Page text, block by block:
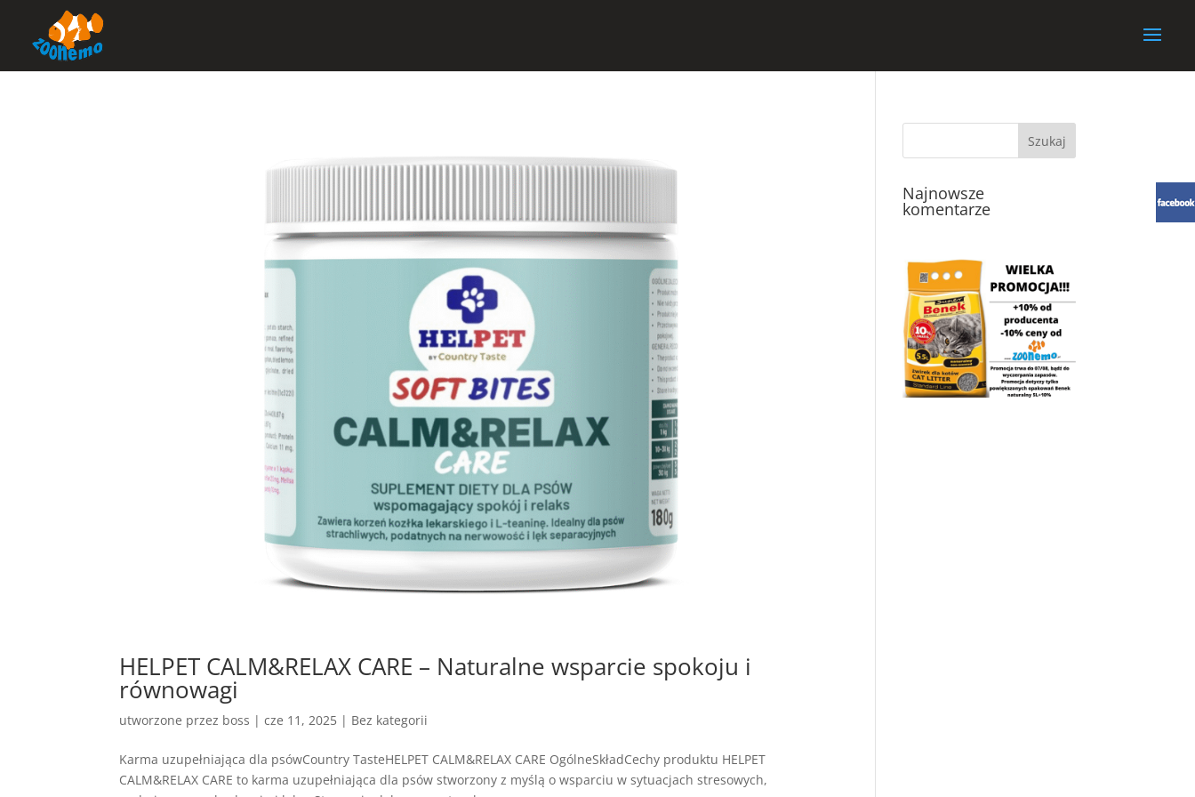
HELPET CALM&RELAX CARE – Naturalne wsparcie spokoju i
równowagi
utworzone przez boss |cze 11, 2025 | Bez kategorii
Karma uzupełniająca dla psówCountry TasteHELPET CALM&RELAX CARE OgólneSkładCechy produktu HELPET
CALM&RELAX CARE to karma uzupełniająca dla psów stworzony z myślą o wsparciu w sytuacjach stresowych,
Najnowsze
komentarze